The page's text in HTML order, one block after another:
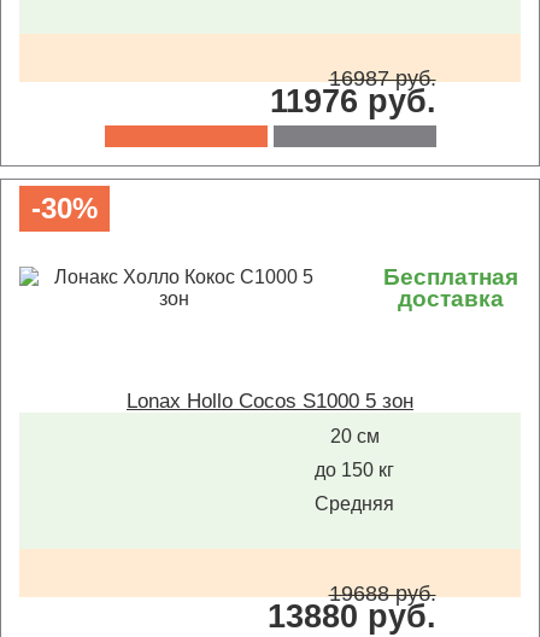
16987 руб.
11976 руб.
-30%
Бесплатная
доставка
Lonax Hollo Cocos S1000 5 зон
20 см
до 150 кг
Средняя
19688 руб.
13880 руб.